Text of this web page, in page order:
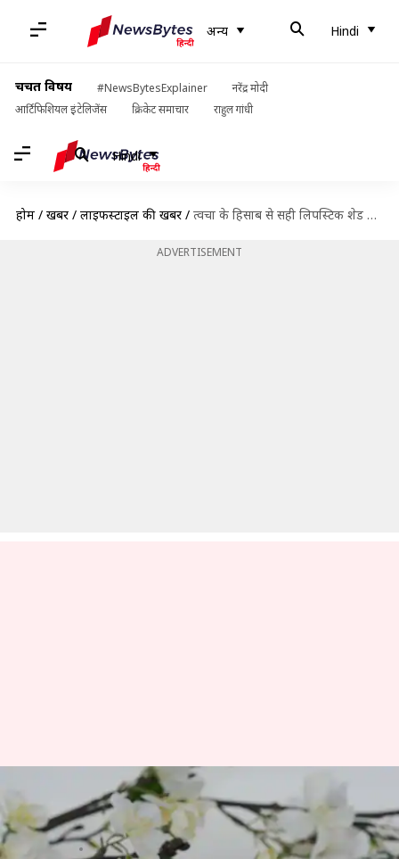
अन्य Hindi
चर्चित विषय #NewsBytesExplainer
नरेंद्र मोदी
आर्टिफिशियल इंटेलिजेंस
क्रिकेट समाचार राहुल गांधी
Hindi
होम / खबरें / लाइफस्टाइल की खबरें / त्वचा के हिसाब से सही लिपस्टिक शेड चुनने के लिए अपनाएं ये आसान टिप्स
ADVERTISEMENT
त्वचा के हिसाब से सही लिपस्टिक शेड
चुनने के लिए अपनाएं ये आसान टिप्स
गौसिया Mar 16, 2023 05:00 pm